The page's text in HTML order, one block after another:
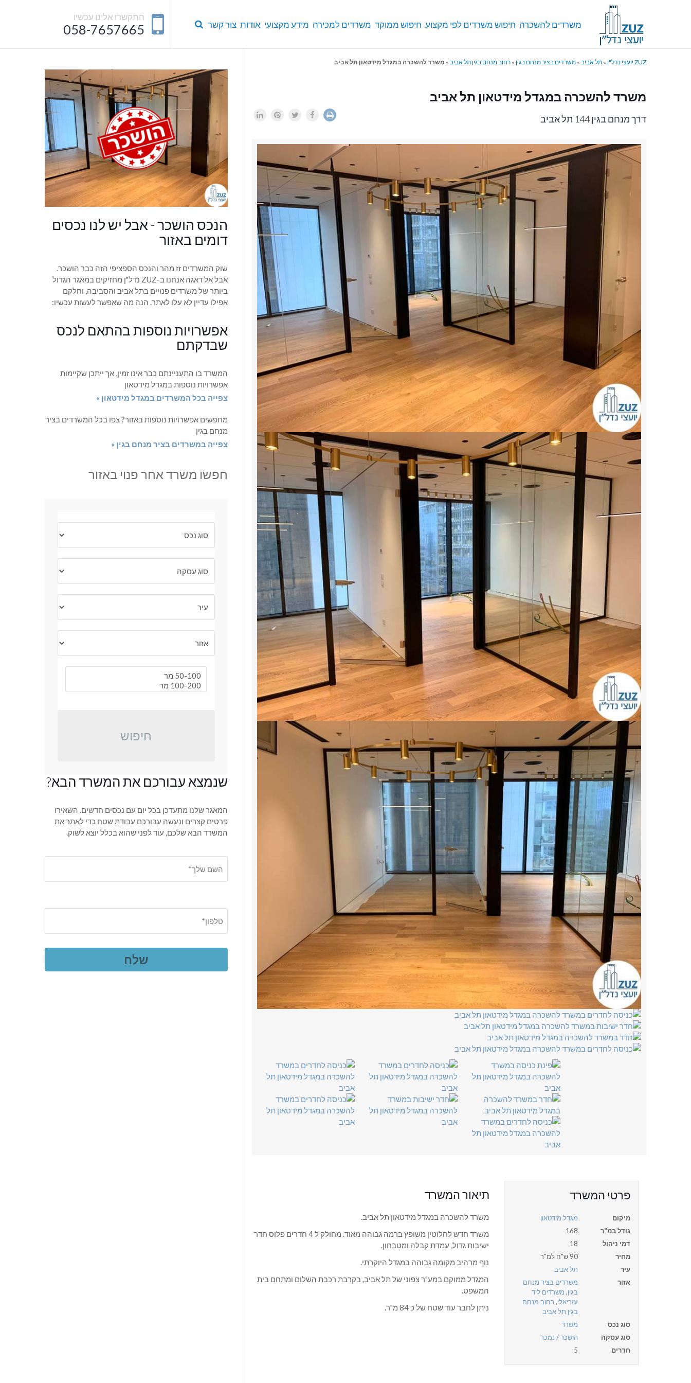
התקשרו אלינו עכשיו
058-7657665 משרדים להשכרה חיפוש משרדים לפי מקצוע חיפוש ממוקד משרדים למכירה מידע מקצועי אודות צור קשר
ZUZ יועצי נדל"ן » תל אביב » משרדים בציר מנחם בגין » רחוב מנחם בגין תל אביב » משרד להשכרה במגדל מידטאון תל אביב
משרד להשכרה במגדל מידטאון תל אביב
דרך מנחם בגין 144 תל אביב
פרטי המשרד
מיקום
מגדל מידטאון
גודל במ"ר
168
דמי ניהול
18
מחיר
90 ש"ח למ"ר
עיר
תל אביב
אזור
משרדים בציר מנחם
בגין, משרדים ליד
עזריאלי, רחוב מנחם
בגין תל אביב
סוג נכס
משרד
סוג עסקה
הושכר / נמכר
חדרים
5
תיאור המשרד
משרד להשכרה במגדל מידטאון תל אביב.
משרד חדש לחלוטין משופץ ברמה גבוהה מאוד. מחולק ל 4 חדרים פלוס חדר
ישיבות גדול, עמדת קבלה ומטבחון.
נוף מרהיב מקומה גבוהה במגדל היוקרתי.
המגדל ממוקם במע"ר צפוני של תל אביב, בקרבת רכבת השלום ומתחם בית
המשפט.
ניתן לחבר עוד שטח של כ 84 מ"ר.
הנכס הושכר - אבל יש לנו נכסים
דומים באזור
שוק המשרדים זז מהר והנכס הספציפי הזה כבר הושכר.
אבל אל דאגה אנחנו ב-ZUZ נדל"ן מחזיקים במאגר הגדול
ביותר של משרדים פנויים בתל אביב והסביבה, וחלקם
אפילו עדיין לא עלו לאתר. הנה מה שאפשר לעשות עכשיו:
אפשרויות נוספות בהתאם לנכס
שבדקתם
המשרד בו התעניינתם כבר אינו זמין, אך ייתכן שקיימות
אפשרויות נוספות במגדל מידטאון
צפייה בכל המשרדים במגדל מידטאון »
מחפשים אפשרויות נוספות באזור? צפו בכל המשרדים בציר
מנחם בגין
צפייה במשרדים בציר מנחם בגין »
חפשו משרד אחר פנוי באזור
חיפוש
שנמצא עבורכם את המשרד הבא?
המאגר שלנו מתעדכן בכל יום עם נכסים חדשים. השאירו
פרטים קצרים ונעשה עבורכם עבודת שטח כדי לאתר את
המשרד הבא שלכם, עוד לפני שהוא בכלל יוצא לשוק.